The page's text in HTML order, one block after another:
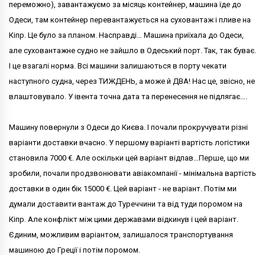
переможно), завантажуємо за місяць контейнер, машина їде до
Одеси, там контейнер перевантажується на суховантаж і пливе на
Кіпр. Це було за планом. Насправді… Машина приїхала до Одеси,
але суховантажне судно не зайшло в Одеський порт. Так, так буває.
І це взагалі норма. Всі машини залишаються в порту чекати
наступного судна, через ТИЖДЕНЬ, а може й ДВА! Нас це, звісно, ​​не
влаштовувало. У івента точна дата та перенесення не підлягає….
Машину повернули з Одеси до Києва. І почали прокручувати різні
варіанти доставки вчасно. У першому варіанті вартість логістики
становила 7000 €. Але оскільки цей варіант відпав…Перше, що ми
зробили, почали продзвонювати авіакомпанії - мінімальна вартість
доставки в один бік 15000 €. Цей варіант - не варіант. Потім ми
думали доставити вантаж до Туреччини та від туди поромом на
Кіпр. Але конфлікт між цими державами відкинув і цей варіант.
Єдиним, можливим варіантом, залишалося транспортування
машиною до Греції і потім поромом.